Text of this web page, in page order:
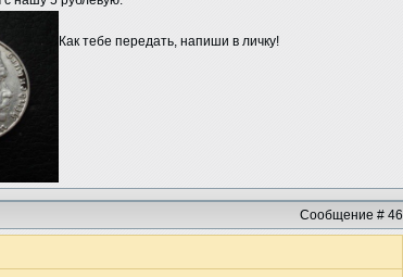
Как тебе передать, напиши в личку!
Сообщение # 46